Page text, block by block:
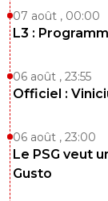
07 août , 00:00
L3 :
06 août , 23:55
Officiel :
06 août , 23:00
Le PSG veut
Gusto